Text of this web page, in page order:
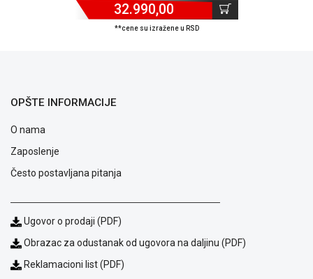
Isporuka
Opšti
poslovanja
Saobraznost
reklamacije
Usluge
kvara
Politika
32.990,00
**cene su izražene u RSD
OPŠTE INFORMACIJE
O nama
Zaposlenje
Često postavljana pitanja
Ugovor o prodaji (PDF)
Obrazac za odustanak od ugovora na daljinu (PDF)
Reklamacioni list (PDF)